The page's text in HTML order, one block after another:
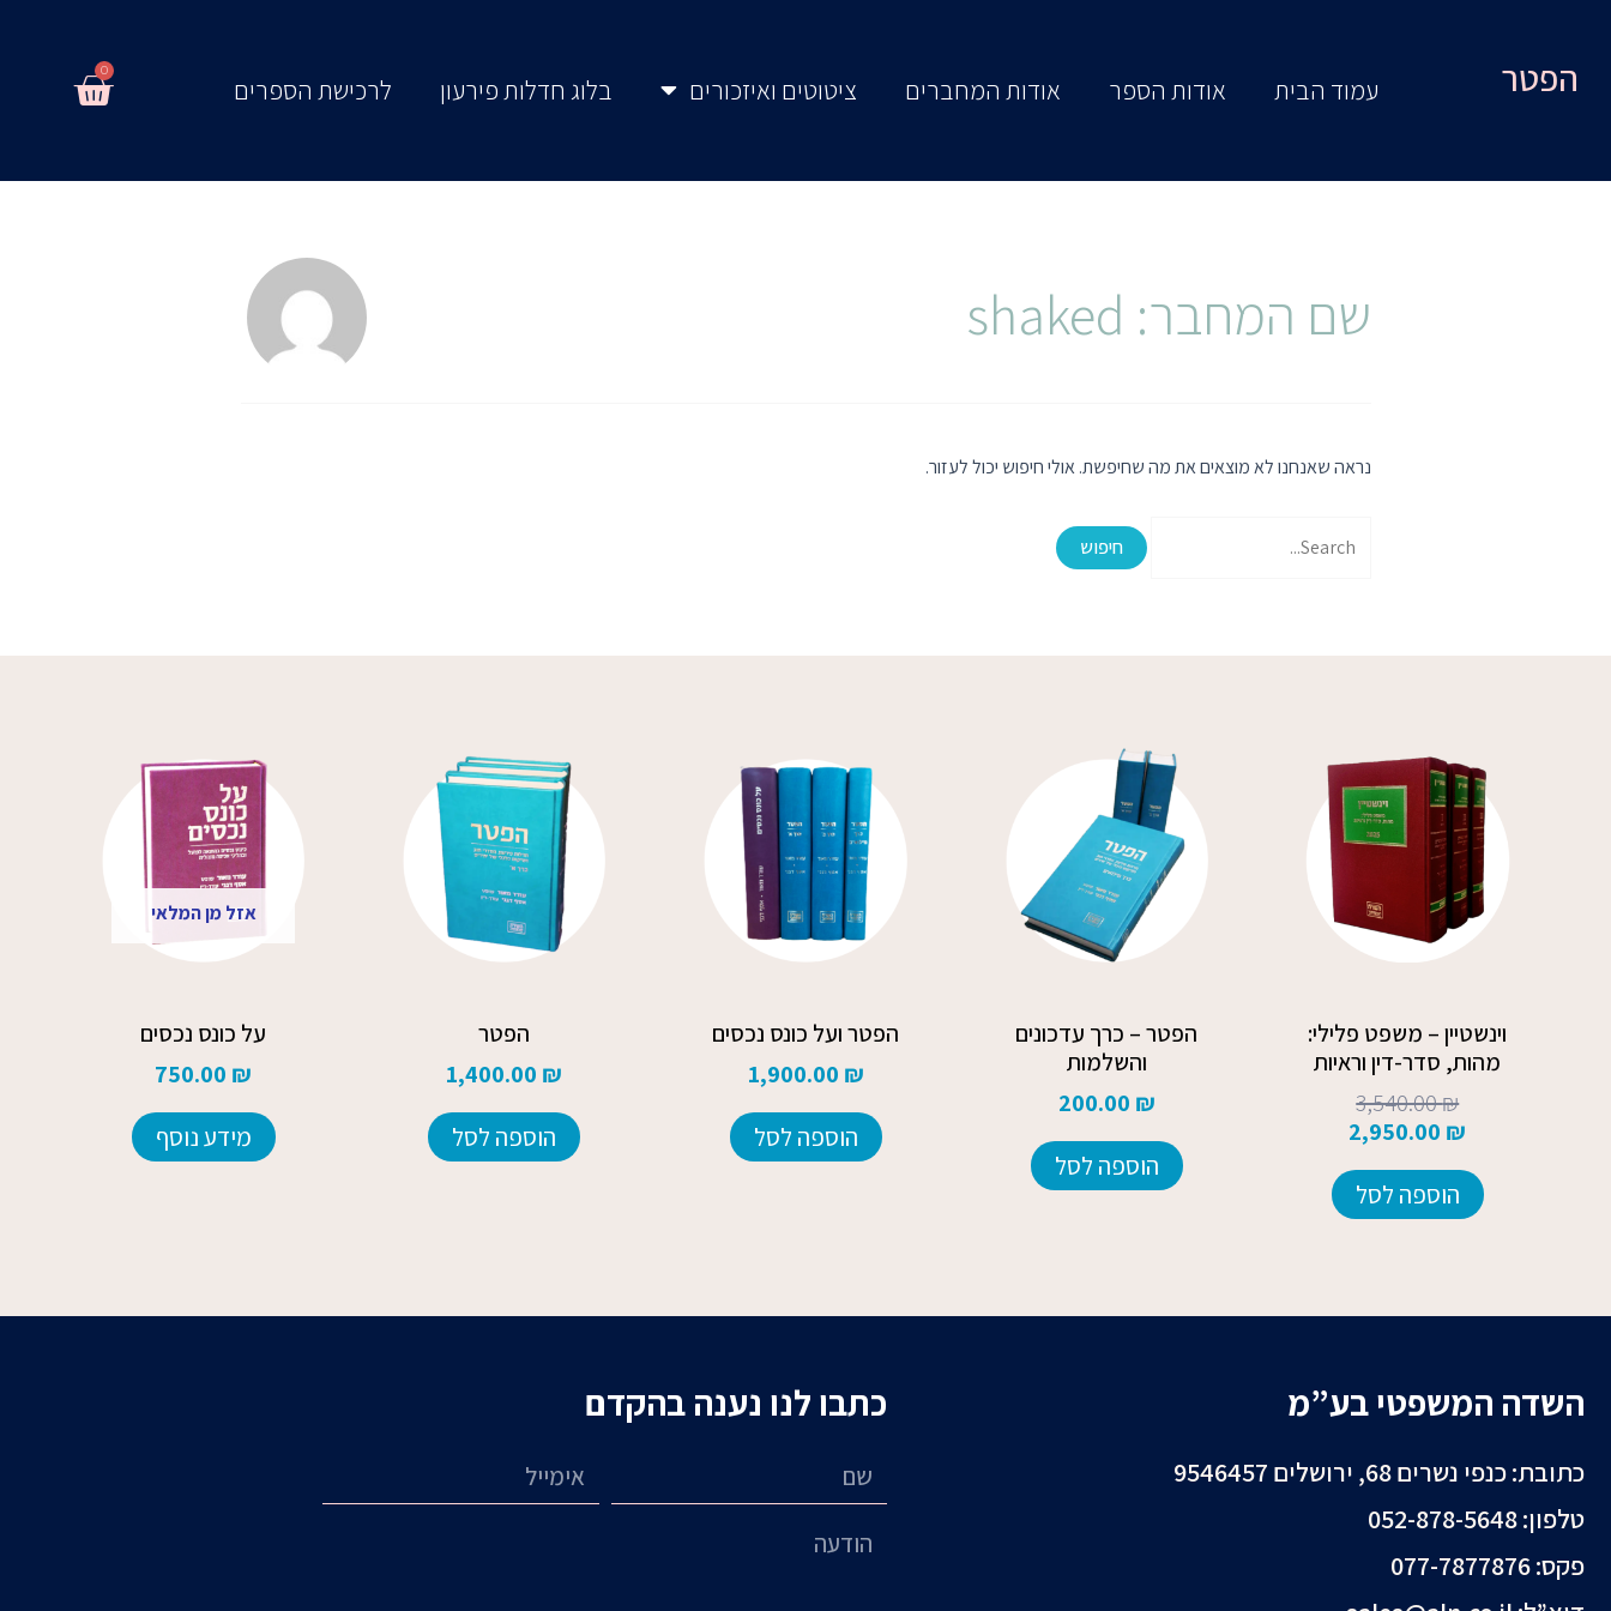
הפטר עמוד הבית אודות הספר אודות המחברים ציטוטים ואיזכורים בלוג חדלות פירעון לרכישת הספרים
0
עגלת
שם המחבר: shaked
נראה שאנחנו לא מוצאים את מה שחיפשת. אולי חיפוש יכול לעזור.
וינשטיין – משפט פלילי:
מהות, סדר-דין וראיות
3,540.00₪
המקורי
היה:
3,540.00 ₪.
2,950.00 ₪
הנוכחי
הוא:
2,950.00 ₪.
הוספה לסל
הפטר – כרך עדכונים
והשלמות
200.00 ₪
הוספה לסל
הפטר ועל כונס נכסים
1,900.00 ₪
הוספה לסל
הפטר
1,400.00 ₪
הוספה לסל
אזל מן המלאי
על כונס נכסים
750.00 ₪
מידע נוסף
השדה המשפטי בע”מ
כתובת: כנפי נשרים 68, ירושלים 9546457
טלפון: 052-878-5648⁩
פקס: 077-7877876
כתבו לנו נענה בהקדם